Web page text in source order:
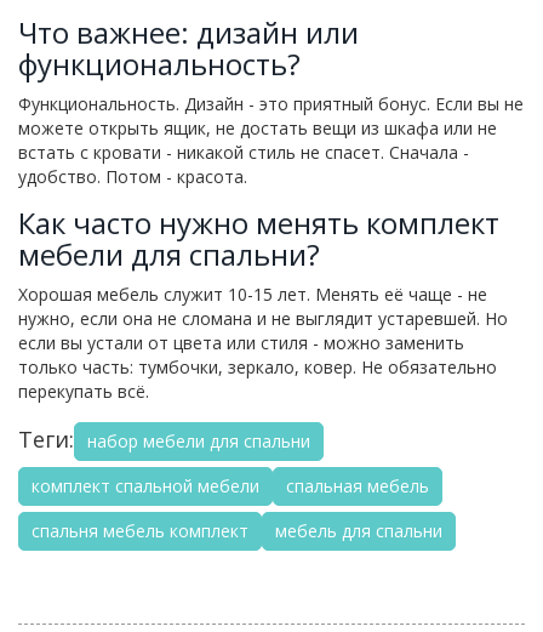
Что важнее: дизайн или
функциональность?
Функциональность. Дизайн - это приятный бонус. Если вы не
можете открыть ящик, не достать вещи из шкафа или не
встать с кровати - никакой стиль не спасет. Сначала -
удобство. Потом - красота.
Как часто нужно менять комплект
мебели для спальни?
Хорошая мебель служит 10-15 лет. Менять её чаще - не
нужно, если она не сломана и не выглядит устаревшей. Но
если вы устали от цвета или стиля - можно заменить
только часть: тумбочки, зеркало, ковер. Не обязательно
перекупать всё.
Теги:
набор мебели для спальни
комплект спальной мебели
спальная мебель
спальня мебель комплект
мебель для спальни